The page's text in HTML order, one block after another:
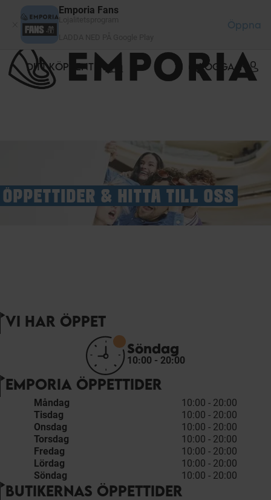
Emporia Fans
Öppna
DITT KÖPCENTER LOGGA IN
ÖPPETTIDER & HITTA TILL OSS
VI HAR ÖPPET
Söndag
10:00 - 20:00
EMPORIA ÖPPETTIDER
Måndag
10:00 - 20:00
Tisdag
10:00 - 20:00
Onsdag
10:00 - 20:00
Torsdag
10:00 - 20:00
Fredag
10:00 - 20:00
Lördag
10:00 - 20:00
Söndag
10:00 - 20:00
BUTIKERNAS ÖPPETTIDER
Cookie- hanteringspanel